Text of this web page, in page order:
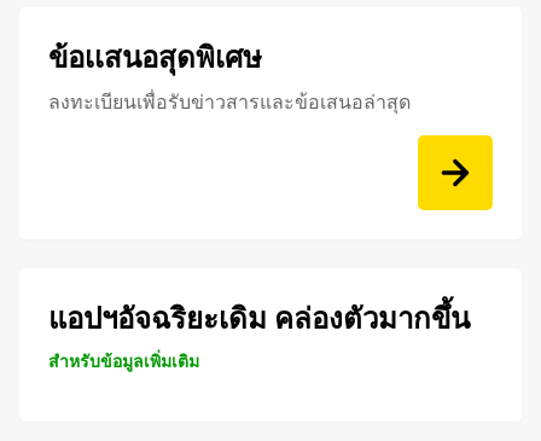
ข้อเเสนอสุดพิเศษ
ลงทะเบียนเพื่อรับข่าวสารและข้อเสนอล่าสุด
แอปฯอัจฉริยะเดิม คล่องตัวมากขึ้น
สำหรับข้อมูลเพิ่มเติม